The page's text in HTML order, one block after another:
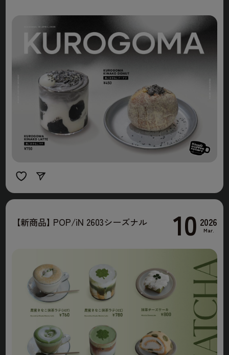
【新商品】POP/iN 2603シーズナル 10 2026
Mar.